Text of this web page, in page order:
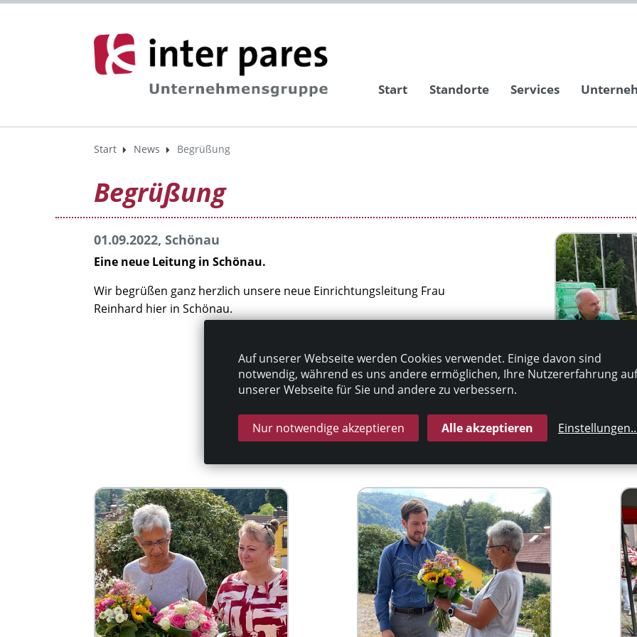
Start Standorte Services
Start News Begrüßung
Begrüßung
01.09.2022, Schönau
Eine neue Leitung in Schönau.
Wir begrüßen ganz herzlich unsere neue Einrichtungsleitung Frau
Reinhard hier in Schönau.
Auf unserer Webseite werden Cookies verwendet. Einige davon sind
notwendig, während es uns andere ermöglichen, Ihre Nutzererfahrung auf
unserer Webseite für Sie und andere zu verbessern.
Nur notwendige akzeptieren Alle akzeptieren Einstellungen